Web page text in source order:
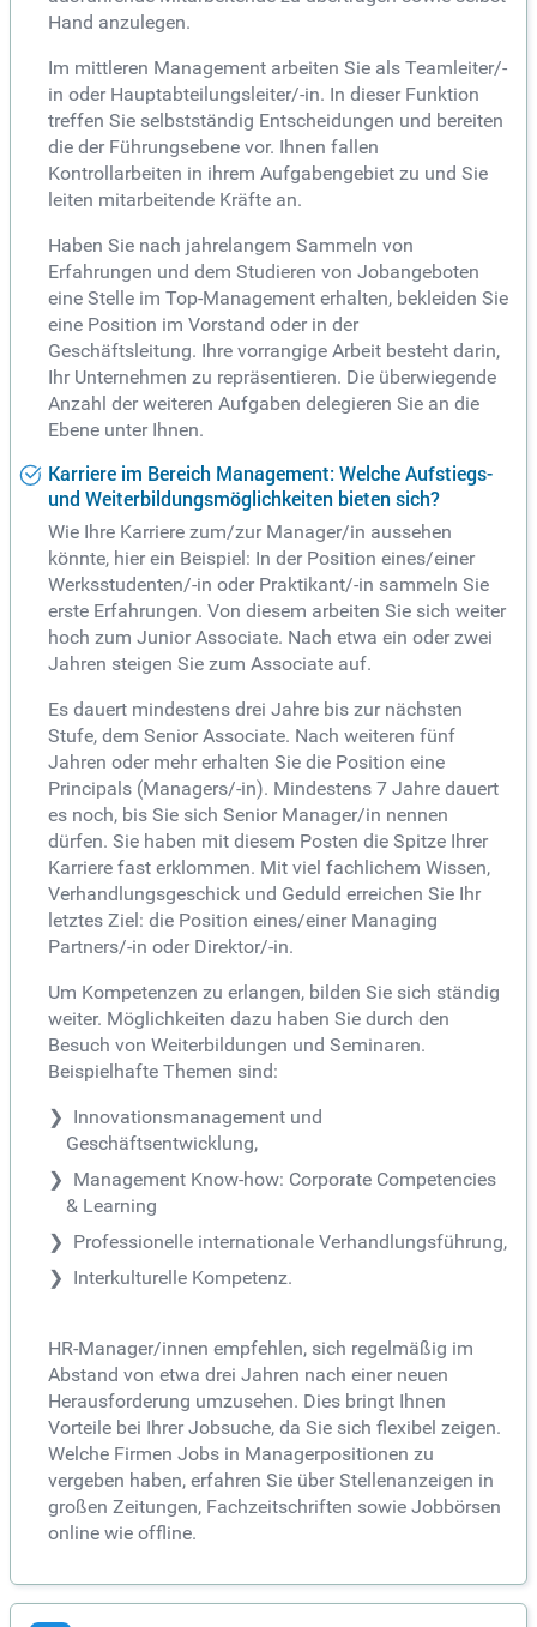
Hand anzulegen.
Im mittleren Management arbeiten Sie als Teamleiter/-
in oder Hauptabteilungsleiter/-in. In dieser Funktion
treffen Sie selbstständig Entscheidungen und bereiten
die der Führungsebene vor. Ihnen fallen
Kontrollarbeiten in ihrem Aufgabengebiet zu und Sie
leiten mitarbeitende Kräfte an.
Haben Sie nach jahrelangem Sammeln von
Erfahrungen und dem Studieren von Jobangeboten
eine Stelle im Top-Management erhalten, bekleiden Sie
eine Position im Vorstand oder in der
Geschäftsleitung. Ihre vorrangige Arbeit besteht darin,
Ihr Unternehmen zu repräsentieren. Die überwiegende
Anzahl der weiteren Aufgaben delegieren Sie an die
Ebene unter Ihnen.
Karriere im Bereich Management: Welche Aufstiegs-
und Weiterbildungsmöglichkeiten bieten sich?
Wie Ihre Karriere zum/zur Manager/in aussehen
könnte, hier ein Beispiel: In der Position eines/einer
Werksstudenten/-in oder Praktikant/-in sammeln Sie
erste Erfahrungen. Von diesem arbeiten Sie sich weiter
hoch zum Junior Associate. Nach etwa ein oder zwei
Jahren steigen Sie zum Associate auf.
Es dauert mindestens drei Jahre bis zur nächsten
Stufe, dem Senior Associate. Nach weiteren fünf
Jahren oder mehr erhalten Sie die Position eine
Principals (Managers/-in). Mindestens 7 Jahre dauert
es noch, bis Sie sich Senior Manager/in nennen
dürfen. Sie haben mit diesem Posten die Spitze Ihrer
Karriere fast erklommen. Mit viel fachlichem Wissen,
Verhandlungsgeschick und Geduld erreichen Sie Ihr
letztes Ziel: die Position eines/einer Managing
Partners/-in oder Direktor/-in.
Um Kompetenzen zu erlangen, bilden Sie sich ständig
weiter. Möglichkeiten dazu haben Sie durch den
Besuch von Weiterbildungen und Seminaren.
Beispielhafte Themen sind:
Innovationsmanagement und
Geschäftsentwicklung,
Management Know-how: Corporate Competencies
& Learning
Professionelle internationale Verhandlungsführung,
Interkulturelle Kompetenz.
HR-Manager/innen empfehlen, sich regelmäßig im
Abstand von etwa drei Jahren nach einer neuen
Herausforderung umzusehen. Dies bringt Ihnen
Vorteile bei Ihrer Jobsuche, da Sie sich flexibel zeigen.
Welche Firmen Jobs in Managerpositionen zu
vergeben haben, erfahren Sie über Stellenanzeigen in
großen Zeitungen, Fachzeitschriften sowie Jobbörsen
online wie offline.